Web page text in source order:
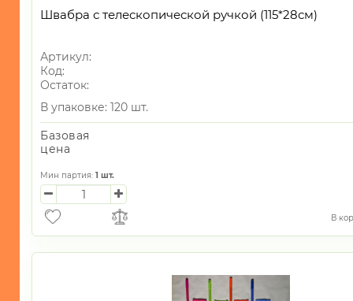
Швабра с телескопической ручкой (115*28см)
Артикул:
Код:
Остаток:
В упаковке: 120 шт.
Базовая
цена
Мин партия: 1 шт.
В